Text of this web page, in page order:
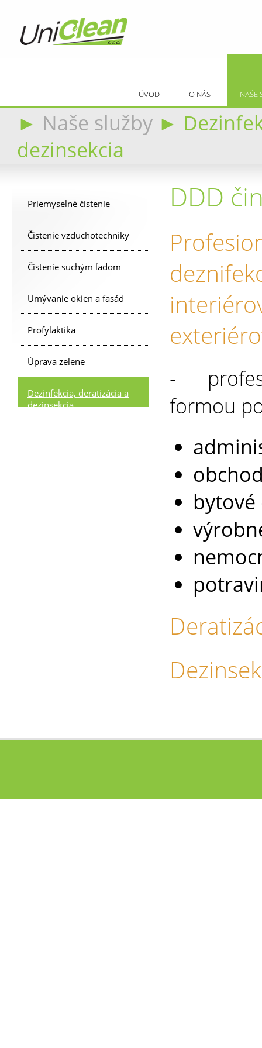
ÚVOD O NÁS NAŠE
► Naše služby ►
dezinsekcia
Priemyselné čistenie
Čistenie vzduchotechniky
Čistenie suchým ľadom
Umývanie okien a fasád
Profylaktika
Úprava zelene
Dezinfekcia, deratizácia a
dezinsekcia
DDD
-
formou